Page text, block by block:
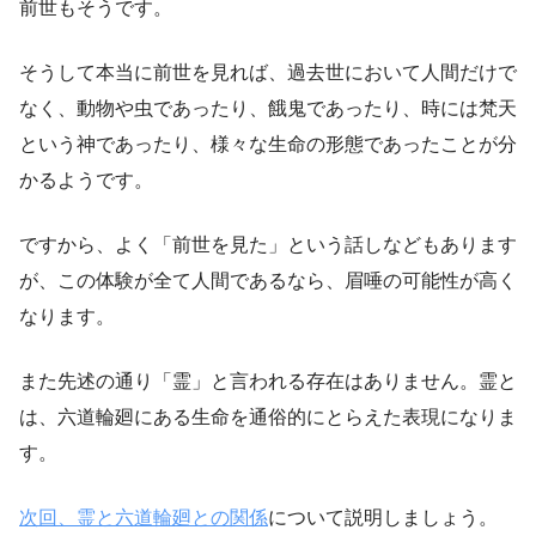
前世もそうです。
そうして本当に前世を見れば、過去世において人間だけで
なく、動物や虫であったり、餓鬼であったり、時には梵天
という神であったり、様々な生命の形態であったことが分
かるようです。
ですから、よく「前世を見た」という話しなどもあります
が、この体験が全て人間であるなら、眉唾の可能性が高く
なります。
また先述の通り「霊」と言われる存在はありません。霊と
は、六道輪廻にある生命を通俗的にとらえた表現になりま
す。
次回、霊と六道輪廻との関係について説明しましょう。